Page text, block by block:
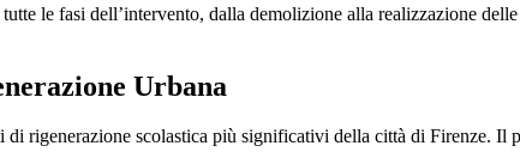
le fasi dell’intervento, dalla demolizione alla realizzazione
Urbana
di rigenerazione scolastica più significativi della città di Firenze. Il